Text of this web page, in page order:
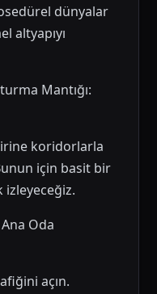
dünyalar
altyapıyı
Mantığı:
koridorlarla
için basit bir
izleyeceğiz.
Oda
açın.